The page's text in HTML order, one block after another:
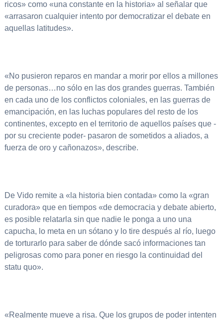
ricos» como «una constante en la historia» al señalar que
«arrasaron cualquier intento por democratizar el debate en
aquellas latitudes».
«No pusieron reparos en mandar a morir por ellos a millones
de personas…no sólo en las dos grandes guerras. También
en cada uno de los conflictos coloniales, en las guerras de
emancipación, en las luchas populares del resto de los
continentes, excepto en el territorio de aquellos países que -
por su creciente poder- pasaron de sometidos a aliados, a
fuerza de oro y cañonazos», describe.
De Vido remite a «la historia bien contada» como la «gran
curadora» que en tiempos «de democracia y debate abierto,
es posible relatarla sin que nadie le ponga a uno una
capucha, lo meta en un sótano y lo tire después al río, luego
de torturarlo para saber de dónde sacó informaciones tan
peligrosas como para poner en riesgo la continuidad del
statu quo».
«Realmente mueve a risa. Que los grupos de poder intenten